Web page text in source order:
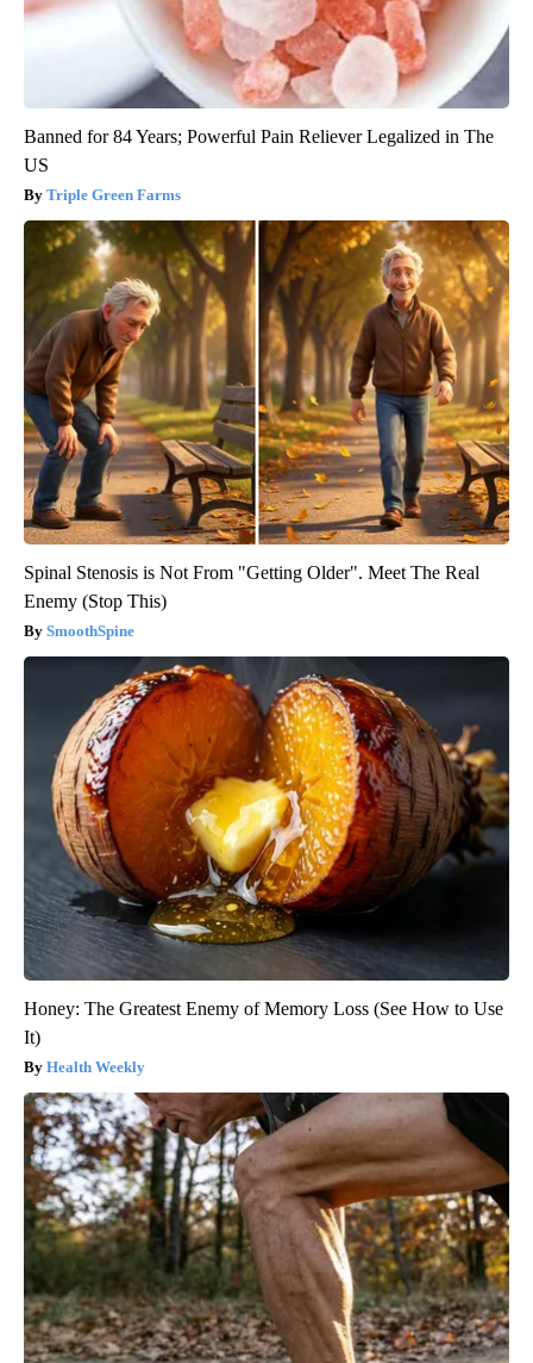
Banned for 84 Years; Powerful Pain Reliever Legalized in The
US
Triple Green Farms
Spinal Stenosis is Not From "Getting Older". Meet The Real
Enemy (Stop This)
SmoothSpine
Honey: The Greatest Enemy of Memory Loss (See How to Use
It)
Health Weekly